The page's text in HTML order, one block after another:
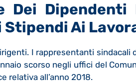
Dei Dipendenti
Stipendi Ai
I rappresentanti sindacali
scorso negli uffici del
relativa all’anno 2018.